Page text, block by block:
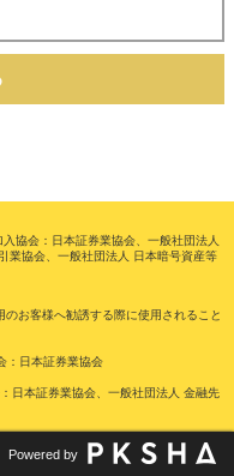
会：日本証券業協会、一般社団法人
業協会、一般社団法人 日本暗号資産等
お客様へ勧誘する際に使用されること
：日本証券業協会
日本証券業協会、一般社団法人 金融先
Powered by